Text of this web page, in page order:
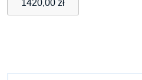
1420,00 zł